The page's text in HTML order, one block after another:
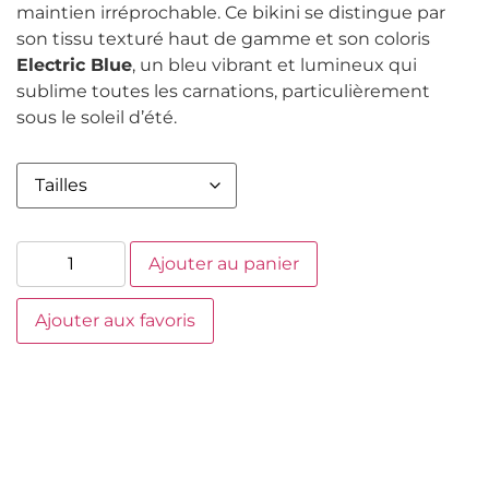
maintien irréprochable. Ce bikini se distingue par
son tissu texturé haut de gamme et son coloris
Electric Blue, un bleu vibrant et lumineux qui
sublime toutes les carnations, particulièrement
sous le soleil d’été.
Ajouter au panier
Ajouter aux favoris